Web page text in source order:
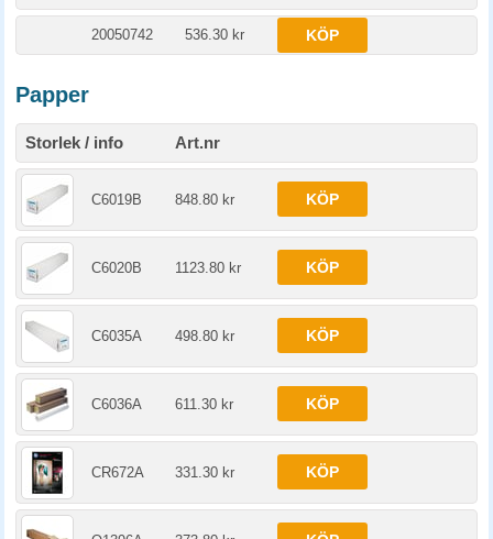
20050742 536.30 kr KÖP
Papper
Storlek / info Art.nr
C6019B 848.80 kr KÖP
C6020B 1123.80 kr KÖP
C6035A 498.80 kr KÖP
C6036A 611.30 kr KÖP
CR672A 331.30 kr KÖP